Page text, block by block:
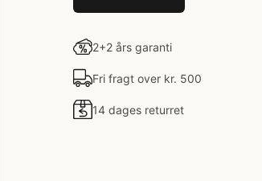
2+2 års garanti
Fri fragt over kr. 500
14 dages returret